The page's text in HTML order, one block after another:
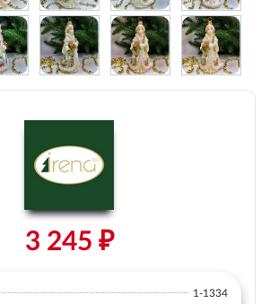
3 245 ₽
1-1334